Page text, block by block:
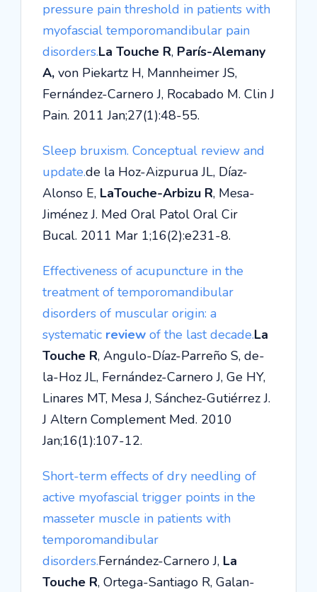
pressure pain threshold in patients with
myofascial temporomandibular pain
disorders.La Touche R, París-Alemany
A, von Piekartz H, Mannheimer JS,
Fernández-Carnero J, Rocabado M. Clin J
Pain. 2011 Jan;27(1):48-55.
Sleep bruxism. Conceptual review and
update.de la Hoz-Aizpurua JL, Díaz-
Alonso E, LaTouche-Arbizu R, Mesa-
Jiménez J. Med Oral Patol Oral Cir
Bucal. 2011 Mar 1;16(2):e231-8.
Effectiveness of acupuncture in the
treatment of temporomandibular
disorders of muscular origin: a
systematic review of the last decade.La
Touche R, Angulo-Díaz-Parreño S, de-
la-Hoz JL, Fernández-Carnero J, Ge HY,
Linares MT, Mesa J, Sánchez-Gutiérrez J.
J Altern Complement Med. 2010
Jan;16(1):107-12.
Short-term effects of dry needling of
active myofascial trigger points in the
masseter muscle in patients with
temporomandibular
disorders.Fernández-Carnero J, La
Touche R, Ortega-Santiago R, Galan-